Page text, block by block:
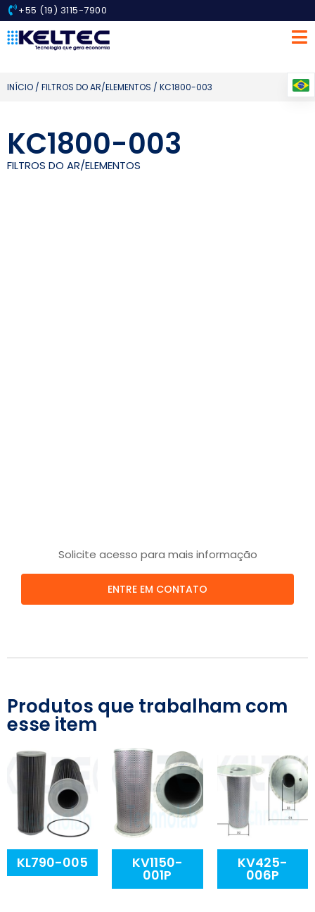
+55 (19) 3115-7900
INÍCIO / FILTROS DO AR/ELEMENTOS / KC1800-003
KC1800-003
FILTROS DO AR/ELEMENTOS
Solicite acesso para mais informação
ENTRE EM CONTATO
Produtos que trabalham com
esse item
KL790-005 KV1150-
001P
KV425-
006P